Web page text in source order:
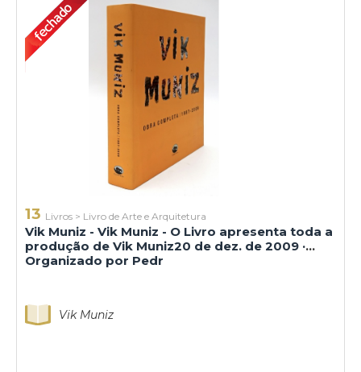
13 Livros > Livro de Arte e Arquitetura
Vik Muniz - Vik Muniz - O Livro apresenta toda a
produção de Vik Muniz20 de dez. de 2009 ·
Organizado por Pedr
Vik Muniz